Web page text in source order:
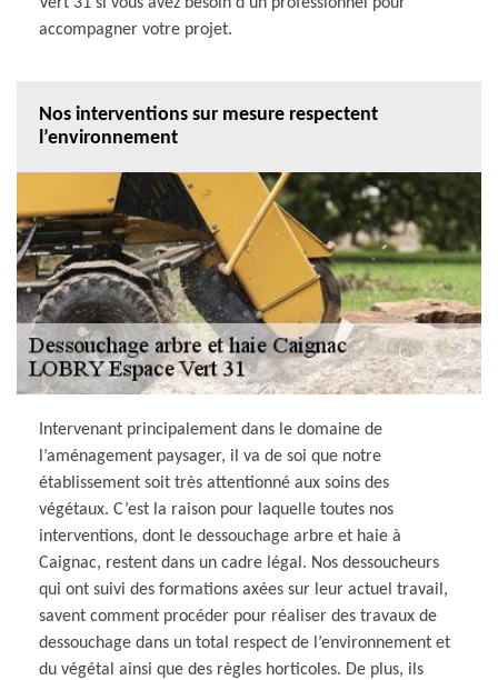
accompagner votre projet.
Nos interventions sur mesure respectent
l’environnement
Intervenant principalement dans le domaine de
l’aménagement paysager, il va de soi que notre
établissement soit très attentionné aux soins des
végétaux. C’est la raison pour laquelle toutes nos
interventions, dont le dessouchage arbre et haie à
Caignac, restent dans un cadre légal. Nos dessoucheurs
qui ont suivi des formations axées sur leur actuel travail,
savent comment procéder pour réaliser des travaux de
dessouchage dans un total respect de l’environnement et
du végétal ainsi que des règles horticoles. De plus, ils